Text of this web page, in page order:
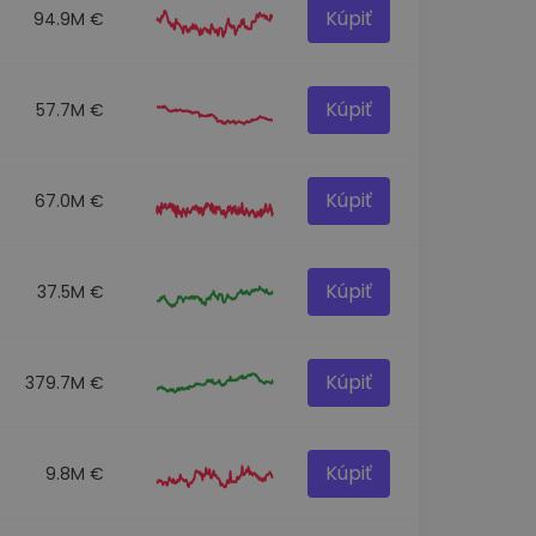
94.9M € Kúpiť
57.7M € Kúpiť
67.0M € Kúpiť
37.5M € Kúpiť
379.7M € Kúpiť
9.8M € Kúpiť